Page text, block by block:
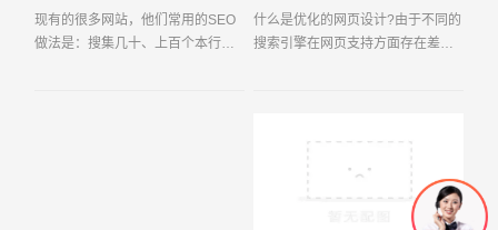
什么是优化的网页设计?由于不同的
搜索引擎在网页支持方面存在差
现有的很多网站，他们常用的SEO
做法是：搜集几十、上百个本行业